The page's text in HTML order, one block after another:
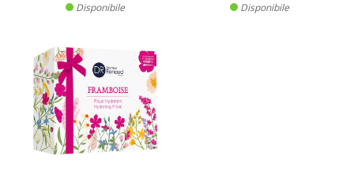
Disponibile Disponibile